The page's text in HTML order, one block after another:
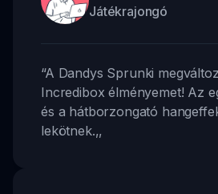
Játékrajongó
“A Dandys Sprunki
Incredibox élményemet! Az
és a hátborzongató
lekötnek.,,